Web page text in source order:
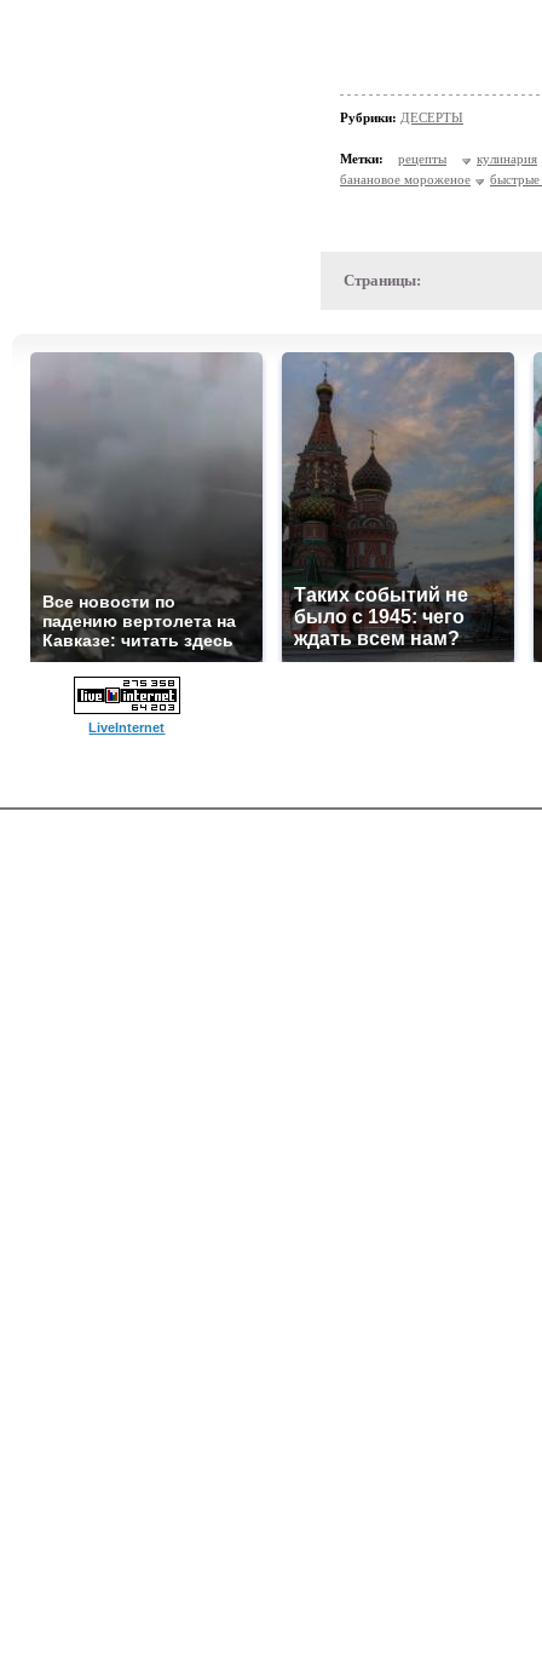
Рубрики: ДЕСЕРТЫ
Метки: рецепты
кулинария
банановое мороженое
быстрые
Страницы:
Все новости по
падению вертолета на
Кавказе: читать здесь
Таких событий не
было с 1945: чего
ждать всем нам?
LiveInternet